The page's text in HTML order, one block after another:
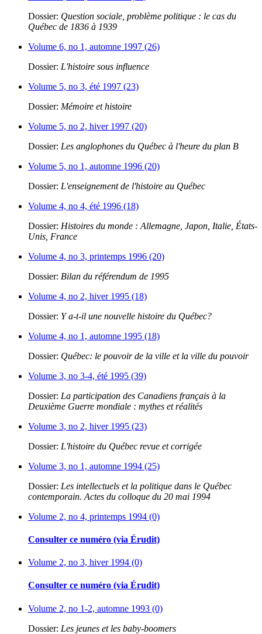
Dossier: Question sociale, problème politique : le cas du
Québec de 1836 à 1939
Volume 6, no 1, automne 1997 (26)
Dossier: L'histoire sous influence
Volume 5, no 3, été 1997 (23)
Dossier: Mémoire et histoire
Volume 5, no 2, hiver 1997 (20)
Dossier: Les anglophones du Québec à l'heure du plan B
Volume 5, no 1, automne 1996 (20)
Dossier: L'enseignement de l'histoire au Québec
Volume 4, no 4, été 1996 (18)
Dossier: Histoires du monde : Allemagne, Japon, Italie, États-
Unis, France
Volume 4, no 3, printemps 1996 (20)
Dossier: Bilan du référendum de 1995
Volume 4, no 2, hiver 1995 (18)
Dossier: Y a-t-il une nouvelle histoire du Québec?
Volume 4, no 1, automne 1995 (18)
Dossier: Québec: le pouvoir de la ville et la ville du pouvoir
Volume 3, no 3-4, été 1995 (39)
Dossier: La participation des Canadiens français à la
Deuxième Guerre mondiale : mythes et réalités
Volume 3, no 2, hiver 1995 (23)
Dossier: L'histoire du Québec revue et corrigée
Volume 3, no 1, automne 1994 (25)
Dossier: Les intellectuels et la politique dans le Québec
contemporain. Actes du colloque du 20 mai 1994
Volume 2, no 4, printemps 1994 (0)
Consulter ce numéro (via Érudit)
Volume 2, no 3, hiver 1994 (0)
Consulter ce numéro (via Érudit)
Volume 2, no 1-2, automne 1993 (0)
Dossier: Les jeunes et les baby-boomers